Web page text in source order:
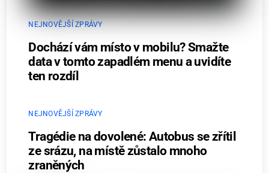
NEJNOVĚJŠÍ ZPRÁVY
Dochází vám místo v mobilu? Smažte
data v tomto zapadlém menu a uvidíte
ten rozdíl
NEJNOVĚJŠÍ ZPRÁVY
Tragédie na dovolené: Autobus se zřítil
ze srázu, na místě zůstalo mnoho
zraněných